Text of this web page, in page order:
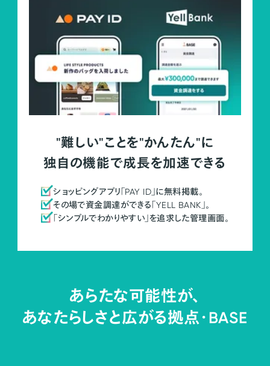
"難しい"ことを"かんたん"に
独自の機能で成長を加速できる
ショッピングアプリ「PAY ID」に無料掲載。
その場で資金調達ができる「YELL BANK」。
「シンプルでわかりやすい」を追求した管理画面。
あらたな可能性が、
あなたらしさと広がる拠点・BASE